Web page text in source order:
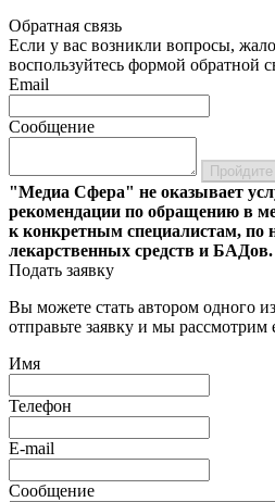
Обратная связь
Если у вас возникли вопросы,
воспользуйтесь формой обратной
Email
Сообщение
"Медиа Сфера" не оказывает
рекомендации по обращению в
к конкретным специалистам, по
лекарственных средств и БАДов.
Подать заявку
Вы можете стать автором одного
отправьте заявку и мы рассмотрим
Имя
Телефон
E-mail
Сообщение